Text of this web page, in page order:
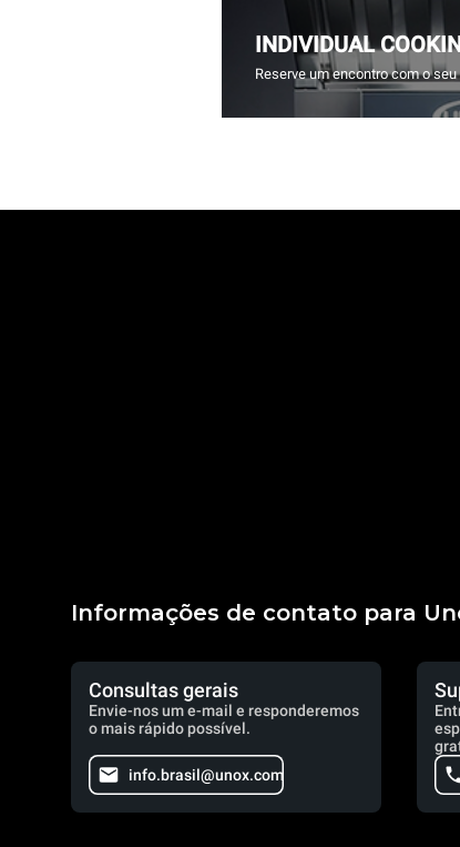
INDIVIDUAL
Reserve um encontro com o
Informações de contato para
Consultas gerais
Envie-nos um e-mail e responderemos
o mais rápido possível.
info.brasil@unox.com